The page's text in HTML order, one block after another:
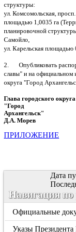
структуры:
ул. Комсомольская,
площадью 1,0035 га
планировочной
Самойло,
ул. Карельская площадью
2. Опубликовать
славы" и на официальном
округа "Город
Глава городского округа
"Город
Архангельск"
Д.А. Морев
ПРИЛОЖЕНИЕ
Дата
Навигация по
Официальные
Указы